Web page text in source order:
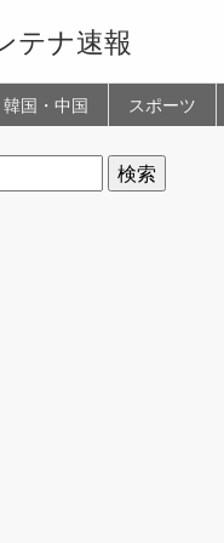
テナ速報
韓国・中国 スポーツ